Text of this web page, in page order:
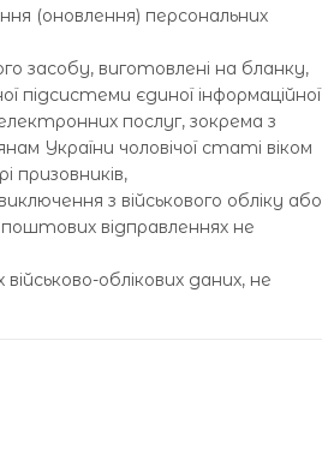
(оновлення) персональних
засобу, виготовлені на бланку,
підсистеми єдиної інформаційної
послуг, зокрема з
України чоловічої статі віком
призовників,
з військового обліку або
відправленнях не
облікових даних, не